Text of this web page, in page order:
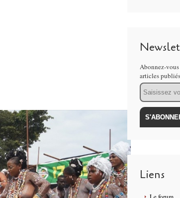
Abonnez-
articles
Email
Liens